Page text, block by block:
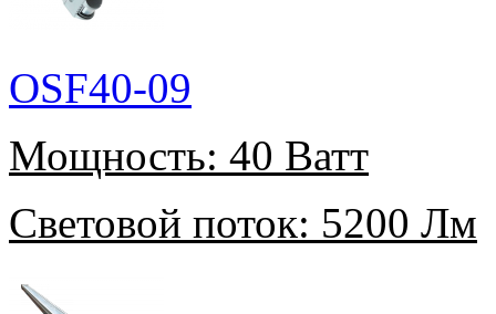
OSF40-09
Мощность: 40 Ватт
Световой поток: 5200 Лм